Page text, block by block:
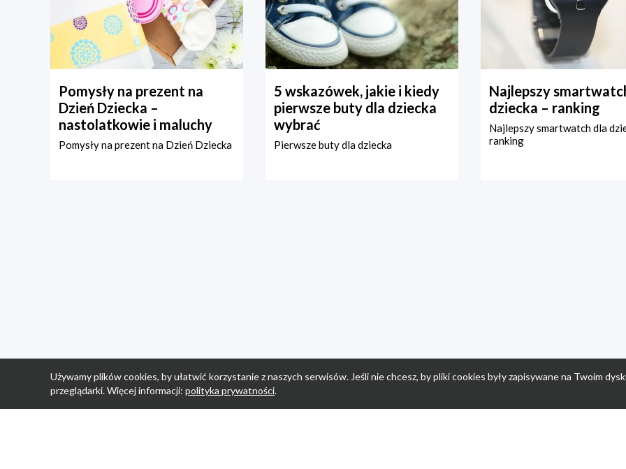
Pomysły na prezent na
Dzień Dziecka –
nastolatkowie i maluchy
Pomysły na prezent na Dzień Dziecka
5 wskazówek, jakie i kiedy
pierwsze buty dla dziecka
wybrać
Pierwsze buty dla dziecka
Najlepszy
dziecka – ranking
Najlepszy smartwatch dla
ranking
Używamy plików cookies, by ułatwić korzystanie z naszych serwisów. Jeśli nie chcesz, by pliki cookies były zapisywane na Twoim
przeglądarki. Więcej informacji: polityka prywatności.